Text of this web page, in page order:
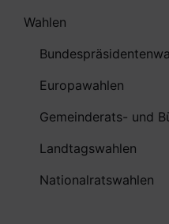
Wahlen
Europawahlen
Gemeinderats- und
Landtagswahlen
Nationalratswahlen